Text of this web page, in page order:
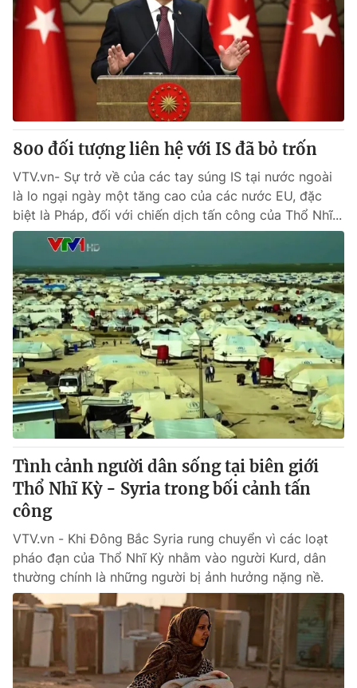
800 đối tượng liên hệ với IS đã bỏ trốn
VTV.vn- Sự trở về của các tay súng IS tại nước ngoài
là lo ngại ngày một tăng cao của các nước EU, đặc
biệt là Pháp, đối với chiến dịch tấn công của Thổ Nhĩ...
Tình cảnh người dân sống tại biên giới
Thổ Nhĩ Kỳ - Syria trong bối cảnh tấn
công
VTV.vn - Khi Đông Bắc Syria rung chuyển vì các loạt
pháo đạn của Thổ Nhĩ Kỳ nhằm vào người Kurd, dân
thường chính là những người bị ảnh hưởng nặng nề.